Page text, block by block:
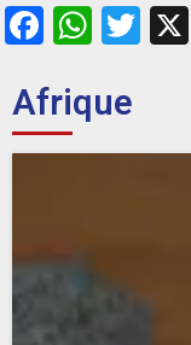
Afrique